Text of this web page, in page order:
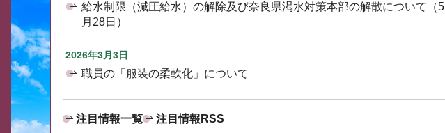
給水制限（減圧給水）の解除及び奈良県渇水対策本部の解散について（5
月28日）
2026年3月3日
職員の「服装の柔軟化」について
注目情報一覧 注目情報RSS